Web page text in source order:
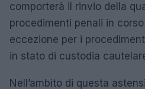
comporterà il rinvio della
procedimenti penali in
eccezione per i
in stato di custodia
Nell’ambito di questa